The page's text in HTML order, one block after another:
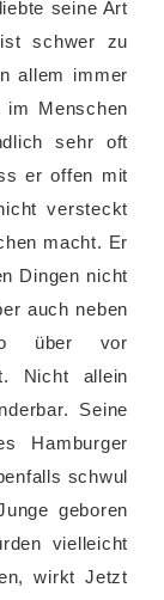
seine Art
schwer zu
allem immer
Menschen
sehr oft
er offen mit
versteckt
macht. Er
Dingen nicht
auch neben
über vor
Nicht allein
Seine
Hamburger
schwul
geboren
vielleicht
wirkt Jetzt